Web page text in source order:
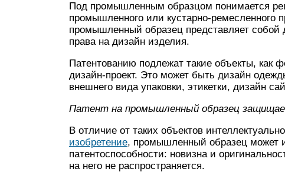
Под промышленным образцом понимается
промышленного или кустарно-ремесленного
промышленный образец представляет
права на дизайн изделия.
Патентованию подлежат такие объекты, как
дизайн-проект. Это может быть дизайн
внешнего вида упаковки, этикетки, дизайн
Патент на промышленный образец
В отличие от таких объектов
изобретение, промышленный образец может
патентоспособности: новизна и
на него не распространяется.